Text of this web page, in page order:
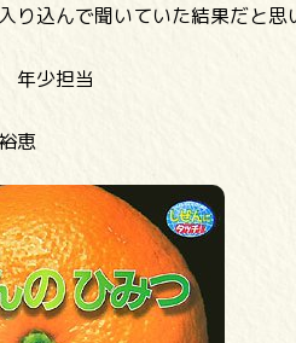
り込んで聞いていた結果だと思
年少担当
恵